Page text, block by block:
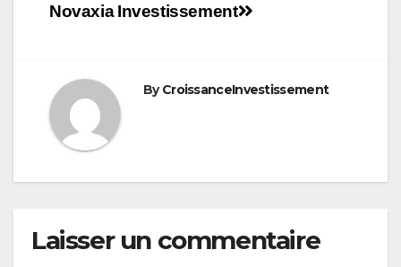
de
Novaxia Investissement
ByCroissanceInvestissement
Laisser un commentaire